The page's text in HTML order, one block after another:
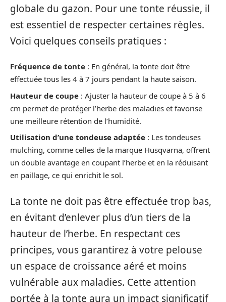
globale du gazon. Pour une tonte réussie, il
est essentiel de respecter certaines règles.
Voici quelques conseils pratiques :
Fréquence de tonte : En général, la tonte doit être
effectuée tous les 4 à 7 jours pendant la haute saison.
Hauteur de coupe : Ajuster la hauteur de coupe à 5 à 6
cm permet de protéger l’herbe des maladies et favorise
une meilleure rétention de l’humidité.
Utilisation d’une tondeuse adaptée : Les tondeuses
mulching, comme celles de la marque Husqvarna, offrent
un double avantage en coupant l’herbe et en la réduisant
en paillage, ce qui enrichit le sol.
La tonte ne doit pas être effectuée trop bas,
en évitant d’enlever plus d’un tiers de la
hauteur de l’herbe. En respectant ces
principes, vous garantirez à votre pelouse
un espace de croissance aéré et moins
vulnérable aux maladies. Cette attention
portée à la tonte aura un impact significatif